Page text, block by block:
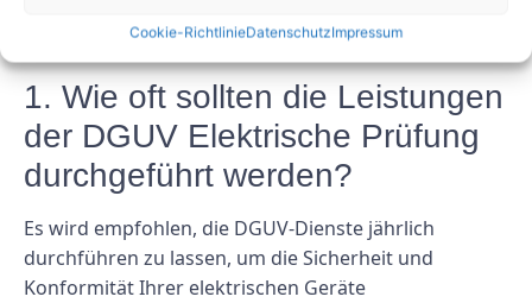
Cookie-RichtlinieDatenschutzImpressum
1. Wie oft sollten die Leistungen
der DGUV Elektrische Prüfung
durchgeführt werden?
Es wird empfohlen, die DGUV-Dienste jährlich
durchführen zu lassen, um die Sicherheit und
Konformität Ihrer elektrischen Geräte